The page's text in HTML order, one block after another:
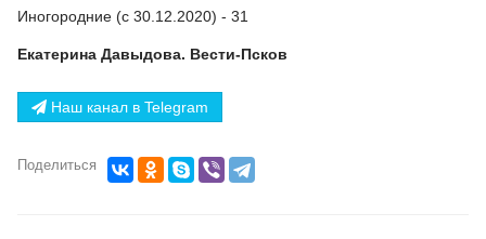
Иногородние (с 30.12.2020) - 31
Екатерина Давыдова. Вести-Псков
Наш канал в Telegram
Поделиться